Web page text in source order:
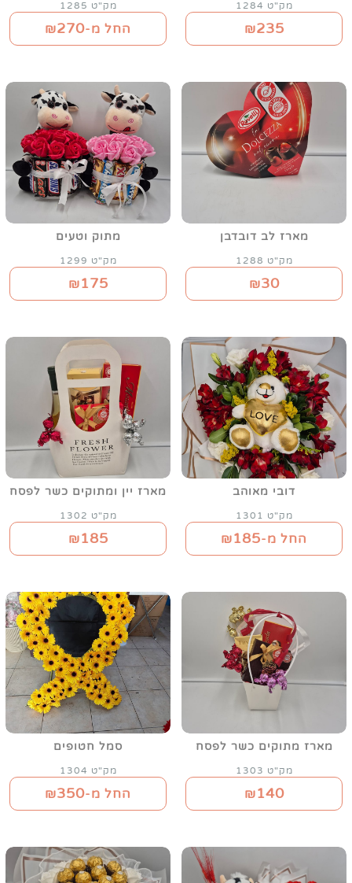
מק"ט 1284
₪235
מק"ט 1285
החל מ-₪270
מארז לב דובדבן
מק"ט 1288
₪30
מתוק וטעים
מק"ט 1299
₪175
דובי מאוהב
מק"ט 1301
החל מ-₪185
מארז יין ומתוקים כשר לפסח
מק"ט 1302
₪185
מארז מתוקים כשר לפסח
מק"ט 1303
₪140
סמל חטופים
מק"ט 1304
החל מ-₪350